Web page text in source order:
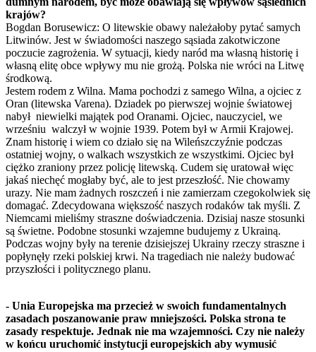
krajów?
Bogdan Borusewicz: O litewskie obawy należałoby pytać samych
Litwinów. Jest w świadomości naszego sąsiada zakotwiczone
poczucie zagrożenia. W sytuacji, kiedy naród ma własną historię i
własną elitę obce wpływy mu nie grożą. Polska nie wróci na Litwę
środkową.
Jestem rodem z Wilna. Mama pochodzi z samego Wilna, a ojciec z
Oran (litewska Varena). Dziadek po pierwszej wojnie światowej
nabył niewielki majątek pod Oranami. Ojciec, nauczyciel, we
wrześniu walczył w wojnie 1939. Potem był w Armii Krajowej.
Znam historię i wiem co działo się na Wileńszczyźnie podczas
ostatniej wojny, o walkach wszystkich ze wszystkimi. Ojciec był
ciężko zraniony przez policję litewską. Cudem się uratował więc
jakaś niechęć mogłaby być, ale to jest przeszłość. Nie chowamy
urazy. Nie mam żadnych roszczeń i nie zamierzam czegokolwiek się
domagać. Zdecydowana większość naszych rodaków tak myśli. Z
Niemcami mieliśmy straszne doświadczenia. Dzisiaj nasze stosunki
są świetne. Podobne stosunki wzajemne budujemy z Ukrainą.
Podczas wojny były na terenie dzisiejszej Ukrainy rzeczy straszne i
popłynęły rzeki polskiej krwi. Na tragediach nie należy budować
przyszłości i politycznego planu.
- Unia Europejska ma przecież w swoich fundamentalnych
zasadach poszanowanie praw mniejszości. Polska strona te
zasady respektuje. Jednak nie ma wzajemności. Czy nie należy
w końcu uruchomić instytucji europejskich aby wymusić